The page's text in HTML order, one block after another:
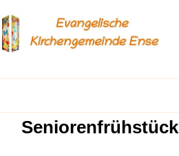
Seniorenfrühstück